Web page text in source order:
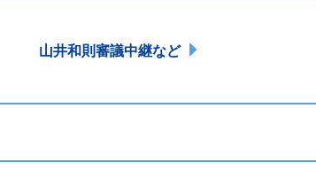
山井和則審議中継など